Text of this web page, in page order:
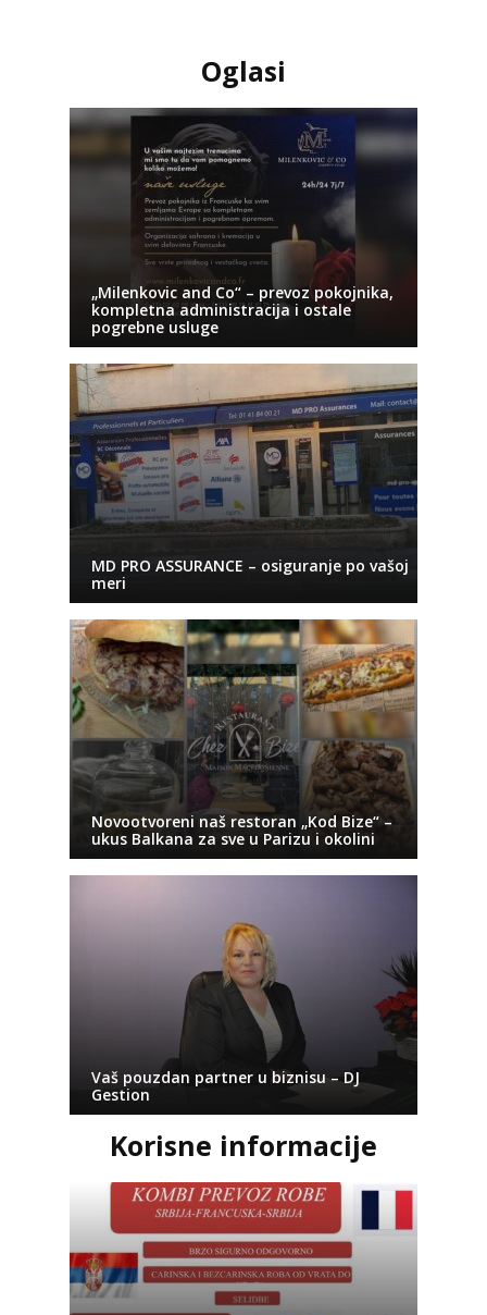
Oglasi
„Milenkovic and Co“ – prevoz pokojnika,
kompletna administracija i ostale
pogrebne usluge
MD PRO ASSURANCE – osiguranje po vašoj
meri
Novootvoreni naš restoran „Kod Bize“ –
ukus Balkana za sve u Parizu i okolini
Vaš pouzdan partner u biznisu – DJ
Gestion
Korisne informacije